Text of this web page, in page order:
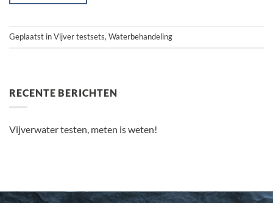
Geplaatst inVijver testsets, Waterbehandeling
RECENTE BERICHTEN
Vijverwater testen, meten is weten!